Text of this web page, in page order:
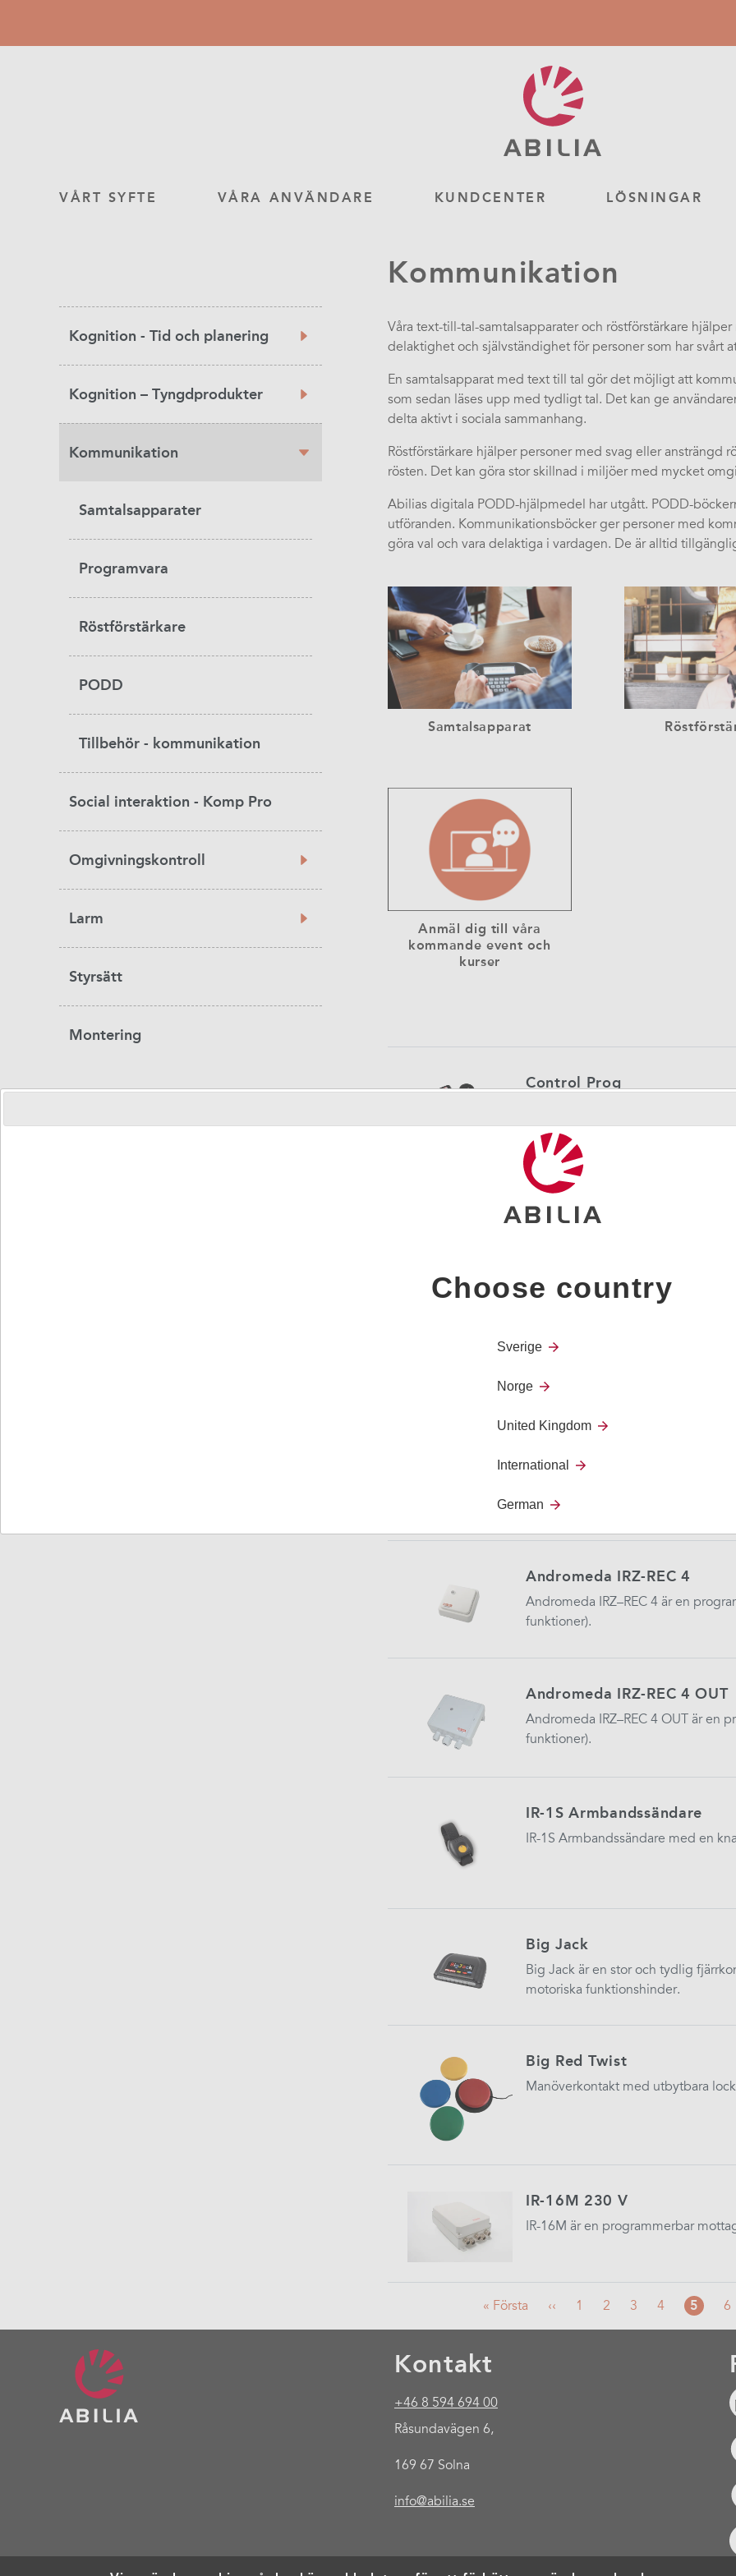
huvudinnehåll
Main
VÅRT SYFTE VÅRA ANVÄNDARE KUNDCENTER LÖSNINGAR
Kommunikation
Våra text-till-tal-samtalsapparater och röstförstärkare
delaktighet och självständighet för personer som har svårt
En samtalsapparat med text till tal gör det möjligt att
som sedan läses upp med tydligt tal. Det kan ge
delta aktivt i sociala sammanhang.
Röstförstärkare hjälper personer med svag eller ansträngd
rösten. Det kan göra stor skillnad i miljöer med mycket
Abilias digitala PODD-hjälpmedel har utgått. PODD-
utföranden. Kommunikationsböcker ger personer med
göra val och vara delaktiga i vardagen. De är alltid
Samtalsapparat
Anmäl dig till våra
kommande event och
kurser
Control Prog
funktioner i sin omgivning.
Andromeda Socket
Andromeda Socket ger dig
GEWA Andromeda BED är en IR-
Andromeda IR-REC 2
funktioner).
Andromeda IRZ-REC 4
Andromeda IRZ–REC 4 är en
funktioner).
Andromeda IRZ-REC 4 OUT
Andromeda IRZ–REC 4 OUT är en
funktioner).
IR-1S Armbandssändare
IR-1S Armbandssändare med en
Big Jack
Big Jack är en stor och tydlig
motoriska funktionshinder.
Big Red Twist
Manöverkontakt med utbytbara lock
IR-16M 230 V
IR-16M är en programmerbar
First
« Första
Föregående
‹‹ Sida
1 Sida
2 Sida
3 Sida
4 5 6
Category
Kognition - Tid och planering
Kognition – Tyngdprodukter
Kommunikation
Samtalsapparater
Programvara
Röstförstärkare
PODD
Tillbehör - kommunikation
Social interaktion - Komp Pro
Omgivningskontroll
Larm
Styrsätt
Montering
Kontakt
+46 8 594 694 00
Råsundavägen 6,
169 67 Solna
info@abilia.se
Choose country
Sverige
Norge
United Kingdom
International
German